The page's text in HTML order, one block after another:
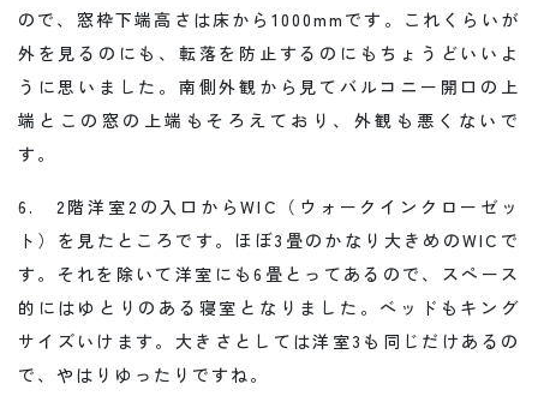
ので、窓枠下端高さは床から1000mmです。これくらいが
外を見るのにも、転落を防止するのにもちょうどいいよ
うに思いました。南側外観から見てバルコニー開口の上
端とこの窓の上端もそろえており、外観も悪くないで
す。
6. 2階洋室2の入口からWIC（ウォークインクローゼッ
ト）を見たところです。ほぼ3畳のかなり大きめのWICで
す。それを除いて洋室にも6畳とってあるので、スペース
的にはゆとりのある寝室となりました。ベッドもキング
サイズいけます。大きさとしては洋室3も同じだけあるの
で、やはりゆったりですね。